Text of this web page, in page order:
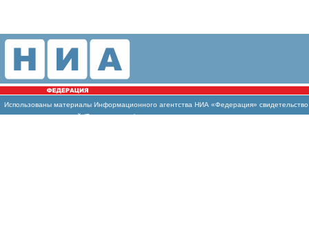
Использованы материалы Информационного агентства НИА «Федерация»
массовых коммуникаций (Роскомнадзор)